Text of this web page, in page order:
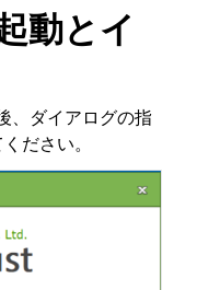
動とイ
、ダイアログの指
ださい。